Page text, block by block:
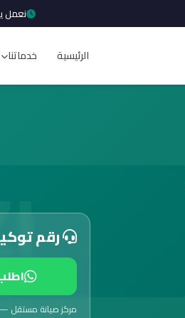
نعمل
الرئيسية خدماتنا
رقم
مركز صيانة مستقل —